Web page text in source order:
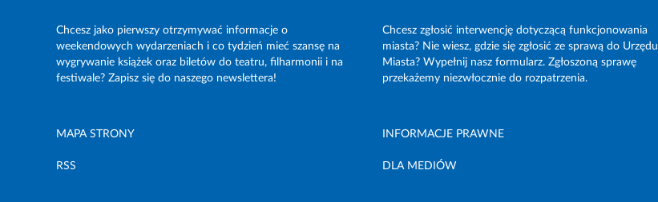
Chcesz jako pierwszy otrzymywać informacje o
weekendowych wydarzeniach i co tydzień mieć szansę na
wygrywanie książek oraz biletów do teatru, filharmonii i na
festiwale? Zapisz się do naszego newslettera!
Chcesz zgłosić interwencję dotyczącą funkcjonowania
miasta? Nie wiesz, gdzie się zgłosić ze sprawą do Urzędu
Miasta? Wypełnij nasz formularz. Zgłoszoną sprawę
przekażemy niezwłocznie do rozpatrzenia.
MAPA STRONY INFORMACJE PRAWNE
RSS DLA MEDIÓW